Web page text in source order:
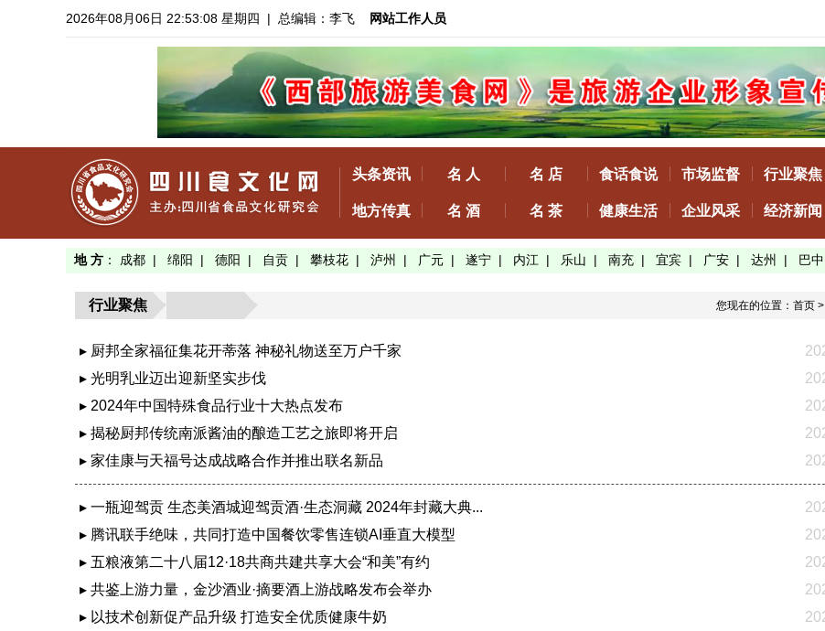
2026年08月06日 22:53:08 星期四 | 总编辑：李飞 网站工作人员
头条资讯 名 人 名 店 食话食说 市场监督 行业聚焦
地方传真 名 酒 名 茶 健康生活 企业风采 经济新闻
地 方 ： 成都 | 绵阳 | 德阳 | 自贡 | 攀枝花 | 泸州 | 广元 | 遂宁 | 内江 | 乐山 | 南充 | 宜宾 | 广安 | 达州 | 巴中
行业聚焦 您现在的位置： 首页 >
▸ 厨邦全家福征集花开蒂落 神秘礼物送至万户千家
▸ 光明乳业迈出迎新坚实步伐
▸ 2024年中国特殊食品行业十大热点发布
▸ 揭秘厨邦传统南派酱油的酿造工艺之旅即将开启
▸ 家佳康与天福号达成战略合作并推出联名新品
▸ 一瓶迎驾贡 生态美酒城迎驾贡酒·生态洞藏 2024年封藏大典...
▸ 腾讯联手绝味，共同打造中国餐饮零售连锁AI垂直大模型
▸ 五粮液第二十八届12·18共商共建共享大会“和美”有约
▸ 共鉴上游力量，金沙酒业·摘要酒上游战略发布会举办
▸ 以技术创新促产品升级 打造安全优质健康牛奶